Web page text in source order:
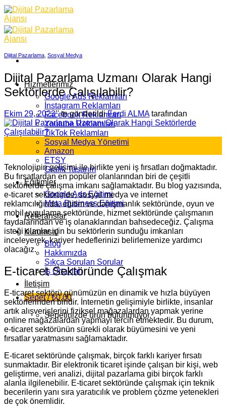
Skip
to
content
Hizmetlerimiz
Google Ads Reklamları
İnstagram Reklamları
Facebook Reklamları
Youtube Reklamları
TikTok Reklamları
Sosyal Medya Yönetimi
Amazon
ETSY
Grafik Tasarım
Eğitimler
Google Ads Eğitimi
Meta Business Eğitimi
Referanslar
Kurumsal
Blog
Hakkımızda
Sıkça Sorulan Sorular
İş Ortakları
İletişim
Sepet /₺0,00
Sepetinizde ürün bulunmuyor.
Dijital Pazarlama Sosyal Medya
Dijital Pazarlama Uzmanı Olarak Hangi
Sektörlerde Çalışılabilir?
Ekim 29, 2023’' te gönderildi Ferdi ALMAtarafından
Teknolojinin gelişimi ile birlikte yeni iş fırsatları doğmaktadır.
Bu fırsatlardan en popüler olanlarından biri de çeşitli
sektörlerde çalışma imkanı sağlamaktadır. Bu blog yazısında,
e-ticaret sektöründe, sosyal medya ve internet
reklamcılığında, eğitim ve danışmanlık sektöründe, oyun ve
mobil uygulama sektöründe, hizmet sektöründe çalışmanın
faydalarından ve iş olanaklarından bahsedeceğiz. Çalışma
isteği olanlar için bu sektörlerin sunduğu imkanları
inceleyerek, kariyer hedeflerinizi belirlemenize yardımcı
olacağız.
E-ticaret Sektöründe Çalışmak
E-ticaret sektörü günümüzün en dinamik ve hızla büyüyen
sektörlerinden biridir. İnternetin gelişimiyle birlikte, insanlar
artık alışverişlerini fiziksel mağazalardan yapmak yerine
online mağazalardan yapmayı tercih etmektedir. Bu durum,
e-ticaret sektörünün sürekli olarak büyümesini ve yeni
fırsatlar yaratmasını sağlamaktadır.
E-ticaret sektöründe çalışmak, birçok farklı kariyer fırsatı
sunmaktadır. Bir elektronik ticaret işinde çalışan bir kişi, web
geliştirme, veri analizi, dijital pazarlama gibi birçok farklı
alanla ilgilenebilir. E-ticaret sektöründe çalışmak için teknik
becerilerin yanı sıra yaratıcılık ve problem çözme yetenekleri
de çok önemlidir.